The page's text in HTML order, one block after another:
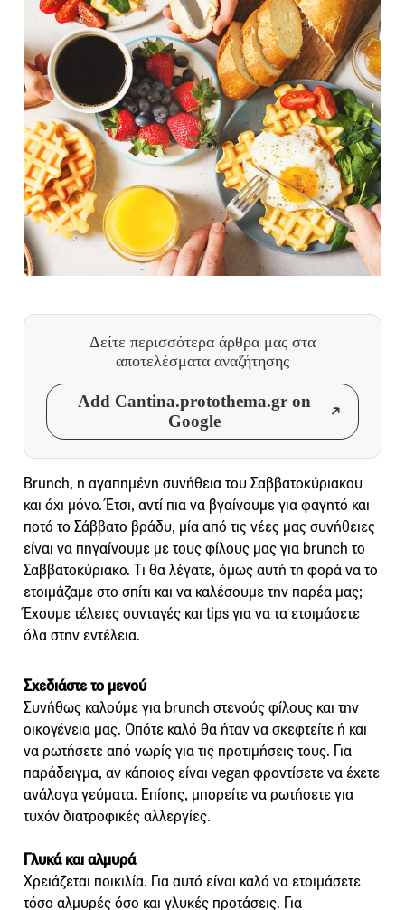
Δείτε περισσότερα άρθρα μας στα
αποτελέσματα αναζήτησης
Add Cantina.protothema.gr on
Google
Brunch, η αγαπημένη συνήθεια του Σαββατοκύριακου
και όχι μόνο. Έτσι, αντί πια να βγαίνουμε για φαγητό και
ποτό το Σάββατο βράδυ, μία από τις νέες μας συνήθειες
είναι να πηγαίνουμε με τους φίλους μας για brunch το
Σαββατοκύριακο. Tι θα λέγατε, όμως αυτή τη φορά να το
ετοιμάζαμε στο σπίτι και να καλέσουμε την παρέα μας;
Έχουμε τέλειες συνταγές και tips για να τα ετοιμάσετε
όλα στην εντέλεια.
Σχεδιάστε το μενού
Συνήθως καλούμε για brunch στενούς φίλους και την
οικογένεια μας. Οπότε καλό θα ήταν να σκεφτείτε ή και
να ρωτήσετε από νωρίς για τις προτιμήσεις τους. Για
παράδειγμα, αν κάποιος είναι vegan φροντίσετε να έχετε
ανάλογα γεύματα. Επίσης, μπορείτε να ρωτήσετε για
τυχόν διατροφικές αλλεργίες.
Γλυκά και αλμυρά
Χρειάζεται ποικιλία. Για αυτό είναι καλό να ετοιμάσετε
τόσο αλμυρές όσο και γλυκές προτάσεις. Για